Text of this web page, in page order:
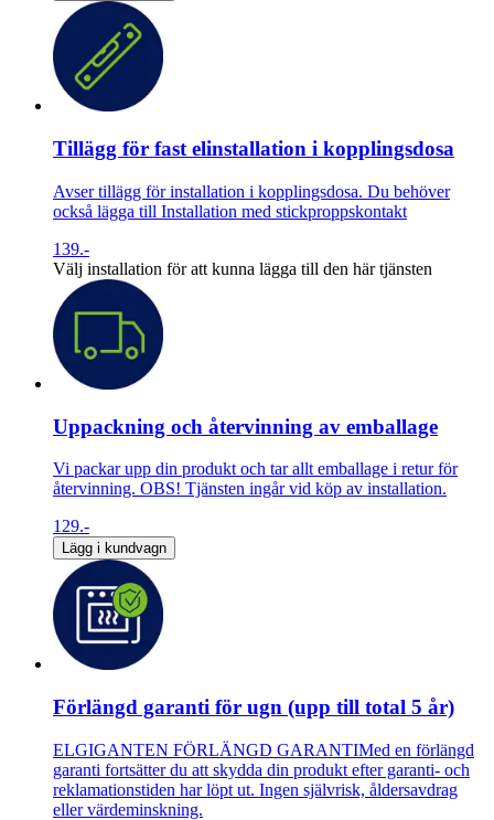
Tillägg för fast elinstallation i kopplingsdosa
Avser tillägg för installation i kopplingsdosa. Du behöver
också lägga till Installation med stickproppskontakt
139.-
Välj installation för att kunna lägga till den här tjänsten
Uppackning och återvinning av emballage
Vi packar upp din produkt och tar allt emballage i retur för
återvinning. OBS! Tjänsten ingår vid köp av installation.
129.-
Lägg i kundvagn
Förlängd garanti för ugn (upp till total 5 år)
ELGIGANTEN FÖRLÄNGD GARANTIMed en förlängd
garanti fortsätter du att skydda din produkt efter garanti- och
reklamationstiden har löpt ut. Ingen självrisk, åldersavdrag
eller värdeminskning.